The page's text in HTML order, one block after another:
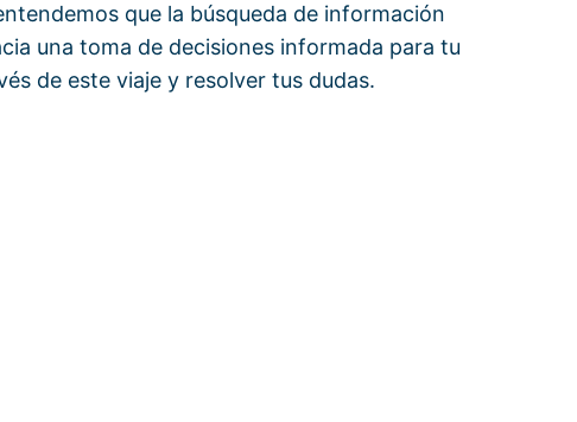
que la búsqueda de información
una toma de decisiones informada para tu
de este viaje y resolver tus dudas.